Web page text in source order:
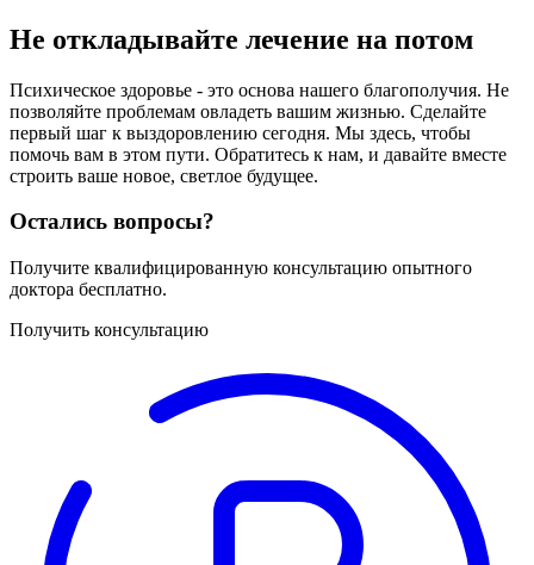
Не откладывайте лечение на потом
Психическое здоровье - это основа нашего благополучия. Не
позволяйте проблемам овладеть вашим жизнью. Сделайте
первый шаг к выздоровлению сегодня. Мы здесь, чтобы
помочь вам в этом пути. Обратитесь к нам, и давайте вместе
строить ваше новое, светлое будущее.
Остались вопросы?
Получите квалифицированную консультацию опытного
доктора бесплатно.
Получить консультацию